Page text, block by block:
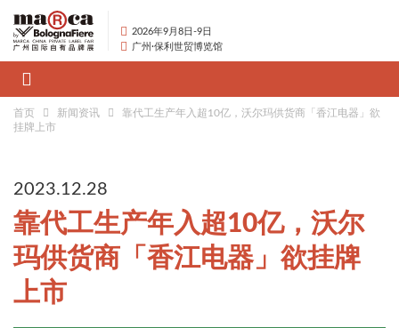
2026年9月8日-9日
广州·保利世贸博览馆
首页 新闻资讯
靠代工生产年入超10亿，沃尔玛供货商「香江电器」欲
挂牌上市
2023.12.28
靠代工生产年入超10亿，沃尔
玛供货商「香江电器」欲挂牌
上市